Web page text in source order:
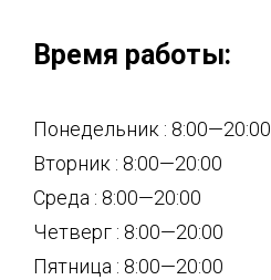
Время работы:
Понедельник : 8:00—20:00
Вторник : 8:00—20:00
Среда : 8:00—20:00
Четверг : 8:00—20:00
Пятница : 8:00—20:00